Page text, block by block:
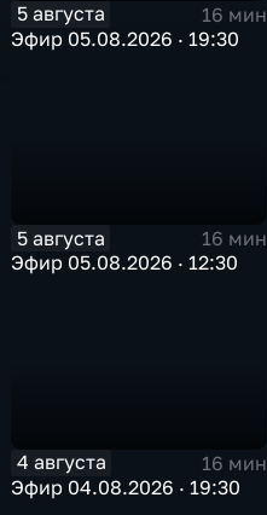
5 августа
16 мин
Эфир 05.08.2026 · 19:30
5 августа
16 мин
Эфир 05.08.2026 · 12:30
4 августа
16 мин
Эфир 04.08.2026 · 19:30